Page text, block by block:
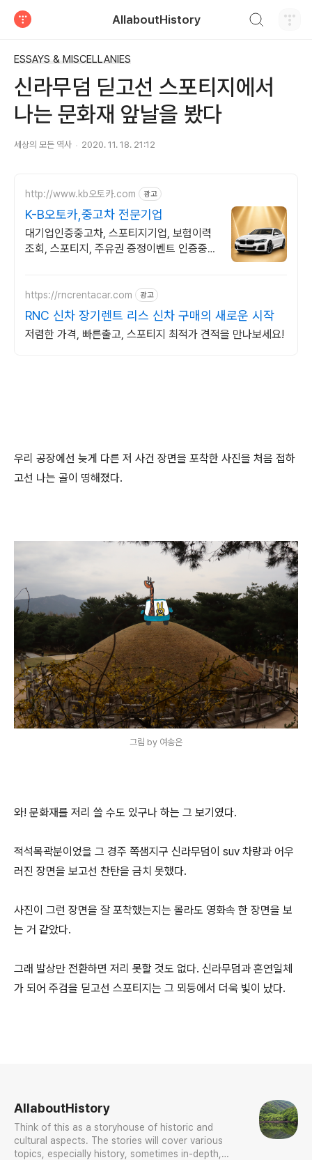
AllaboutHistory
ESSAYS & MISCELLANIES
신라무덤 딛고선 스포티지에서
나는 문화재 앞날을 봤다
세상의 모든 역사 2020. 11. 18. 21:12
http://www.kb오토카.com 광고
K-B오토카,중고차 전문기업
대기업인증중고차, 스포티지기업, 보험이력
조회, 스포티지, 주유권 증정이벤트 인증중고
https://rncrentacar.com 광고
RNC 신차 장기렌트 리스 신차 구매의 새로운 시작
저렴한 가격, 빠른출고, 스포티지 최적가 견적을 만나보세요!
우리 공장에선 늦게 다른 저 사건 장면을 포착한 사진을 처음 접하
고선 나는 골이 띵해졌다.
그림 by 여송은
와! 문화재를 저리 쓸 수도 있구나 하는 그 보기였다.
적석목곽분이었을 그 경주 쪽샘지구 신라무덤이 suv 차량과 어우
러진 장면을 보고선 찬탄을 금치 못했다.
사진이 그런 장면을 잘 포착했는지는 몰라도 영화속 한 장면을 보
는 거 같았다.
그래 발상만 전환하면 저리 못할 것도 없다. 신라무덤과 혼연일체
가 되어 주검을 딛고선 스포티지는 그 뫼등에서 더욱 빛이 났다.
AllaboutHistory
Think of this as a storyhouse of historic and
cultural aspects. The stories will cover various
topics, especially history, sometimes in-depth,